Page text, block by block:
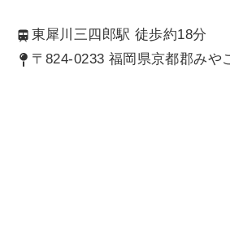
東犀川三四郎駅 徒歩約18分
〒824-0233 福岡県京都郡みや